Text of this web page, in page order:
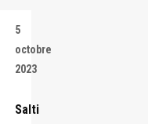
5
octobre
2023
Salti